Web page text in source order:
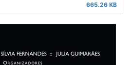
665.26 KB